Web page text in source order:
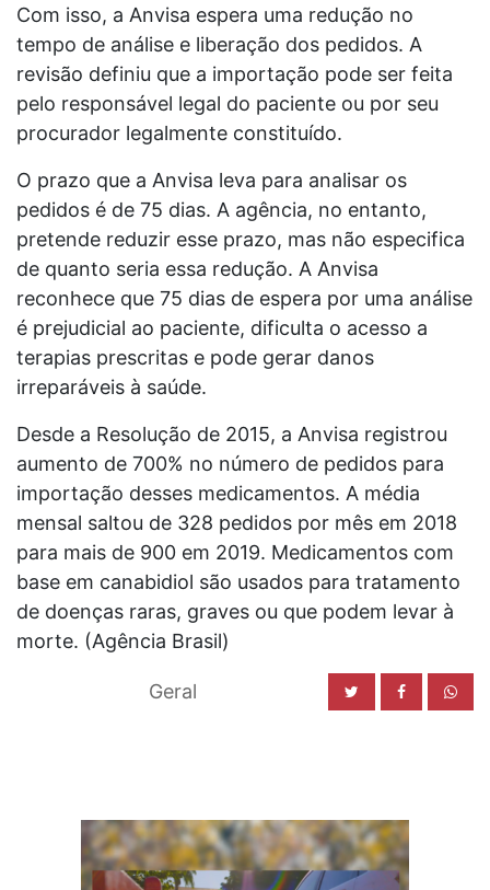
Com isso, a Anvisa espera uma redução no
tempo de análise e liberação dos pedidos. A
revisão definiu que a importação pode ser feita
pelo responsável legal do paciente ou por seu
procurador legalmente constituído.
O prazo que a Anvisa leva para analisar os
pedidos é de 75 dias. A agência, no entanto,
pretende reduzir esse prazo, mas não especifica
de quanto seria essa redução. A Anvisa
reconhece que 75 dias de espera por uma análise
é prejudicial ao paciente, dificulta o acesso a
terapias prescritas e pode gerar danos
irreparáveis à saúde.
Desde a Resolução de 2015, a Anvisa registrou
aumento de 700% no número de pedidos para
importação desses medicamentos. A média
mensal saltou de 328 pedidos por mês em 2018
para mais de 900 em 2019. Medicamentos com
base em canabidiol são usados para tratamento
de doenças raras, graves ou que podem levar à
morte. (Agência Brasil)
Geral